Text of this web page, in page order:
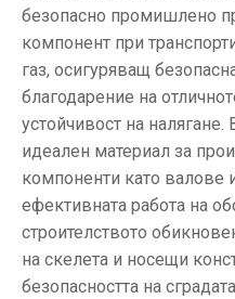
безопасно промишлено
компонент при
газ, осигуряващ
благодарение на
устойчивост на
идеален материал за
компоненти като валове
ефективната работа на
строителството
на скелета и носещи
безопасността на